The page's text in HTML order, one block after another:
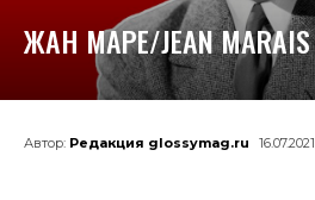
ЖАН МАРЕ/JEAN MARAIS
Автор: Редакция glossymag.ru 16.07.2021